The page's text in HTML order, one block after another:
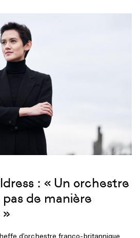
: « Un orchestre
de manière
d’orchestre franco-britannique